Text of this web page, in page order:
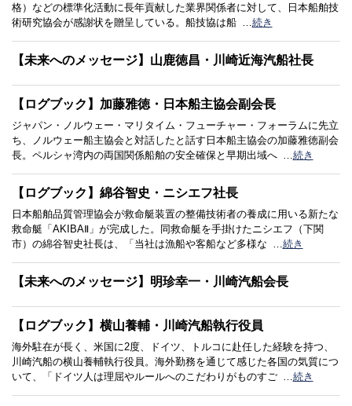
格）などの標準化活動に長年貢献した業界関係者に対して、日本船舶技
術研究協会が感謝状を贈呈している。船技協は船 …続き
【未来へのメッセージ】山鹿徳昌・川崎近海汽船社長
【ログブック】加藤雅徳・日本船主協会副会長
ジャパン・ノルウェー・マリタイム・フューチャー・フォーラムに先立
ち、ノルウェー船主協会と対話したと話す日本船主協会の加藤雅徳副会
長。ペルシャ湾内の両国関係船舶の安全確保と早期出域へ …続き
【ログブック】綿谷智史・ニシエフ社長
日本船舶品質管理協会が救命艇装置の整備技術者の養成に用いる新たな
救命艇「AKIBAⅡ」が完成した。同救命艇を手掛けたニシエフ（下関
市）の綿谷智史社長は、「当社は漁船や客船など多様な …続き
【未来へのメッセージ】明珍幸一・川崎汽船会長
【ログブック】横山養輔・川崎汽船執行役員
海外駐在が長く、米国に2度、ドイツ、トルコに赴任した経験を持つ、
川崎汽船の横山養輔執行役員。海外勤務を通じて感じた各国の気質につ
いて、「ドイツ人は理屈やルールへのこだわりがものすご …続き